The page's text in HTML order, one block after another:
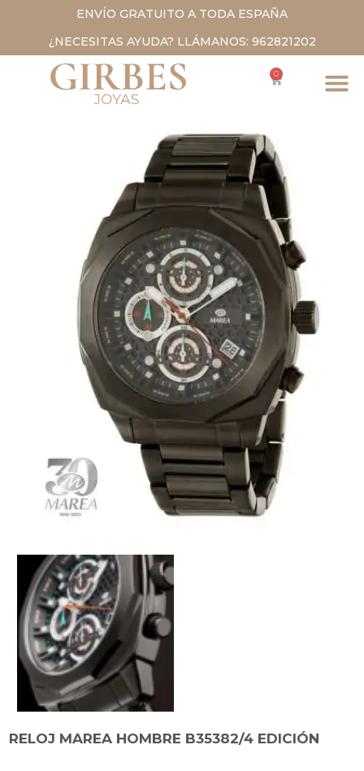
ENVÍO GRATUITO A TODA ESPAÑA
¿NECESITAS AYUDA? LLÁMANOS: 962821202
0
RELOJ MAREA HOMBRE B35382/4 EDICIÓN